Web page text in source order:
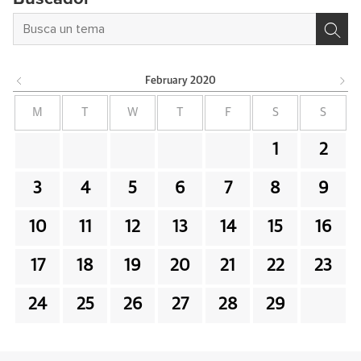
February 2020
M W F S S
1 2
3 4 5 6 7 8 9
10 11 12 13 14 15 16
17 18 19 20 21 22 23
24 25 26 27 28 29